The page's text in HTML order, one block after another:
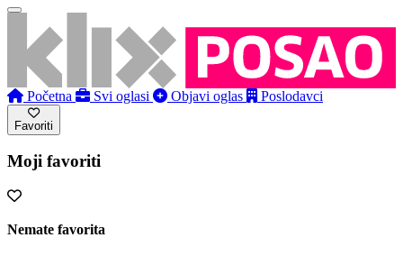
Početna Svi oglasi Objavi oglas Poslodavci
Favoriti
Moji favoriti
Nemate favorita